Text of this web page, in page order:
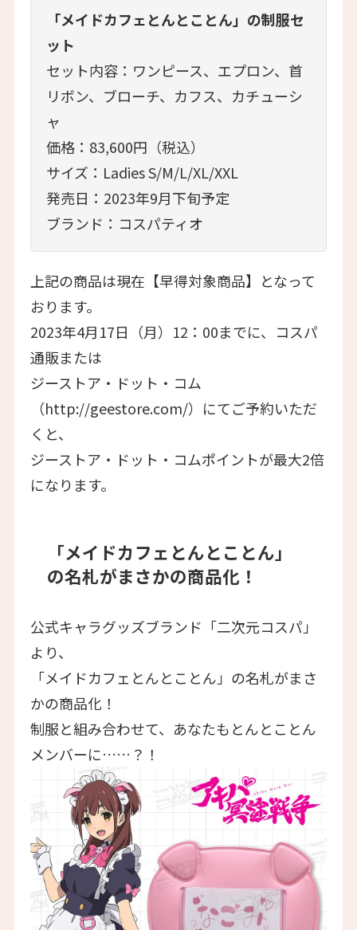
「メイドカフェとんとことん」の制服セ
ット
セット内容：ワンピース、エプロン、首
リボン、ブローチ、カフス、カチューシ
ャ
価格：83,600円（税込）
サイズ：Ladies S/M/L/XL/XXL
発売日：2023年9月下旬予定
ブランド：コスパティオ
上記の商品は現在【早得対象商品】となって
おります。
2023年4月17日（月）12：00までに、コスパ
通販または
ジーストア・ドット・コム
（http://geestore.com/）にてご予約いただ
くと、
ジーストア・ドット・コムポイントが最大2倍
になります。
「メイドカフェとんとことん」
の名札がまさかの商品化！
公式キャラグッズブランド「二次元コスパ」
より、
「メイドカフェとんとことん」の名札がまさ
かの商品化！
制服と組み合わせて、あなたもとんとことん
メンバーに……？！